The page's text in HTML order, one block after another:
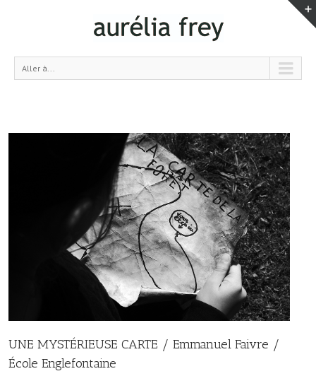
Aller à...
UNE MYSTÉRIEUSE CARTE / Emmanuel Faivre /
École Englefontaine